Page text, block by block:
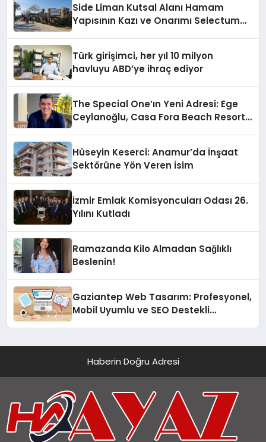
Side Liman Kutsal Alanı Hamam
Yapısının Kazı ve Onarımı Selectum
Türk girişimci, her yıl 10 milyon
havluyu ABD’ye ihraç ediyor
The Special One’ın Yeni Adresi: Ege
Ceylanoğlu, Casa Fora Beach Resort
Hüseyin Keserci: Anamur’da İnşaat
Sektörüne Yön Veren İsim
İzmir Emlak Komisyoncuları Odası 26.
Yılını Kutladı
Ramazanda Kilo Almadan Sağlıklı
Beslenin!
Gaziantep Web Tasarım: Profesyonel,
Mobil Uyumlu ve SEO Destekli
Haberin Doğru Adresi